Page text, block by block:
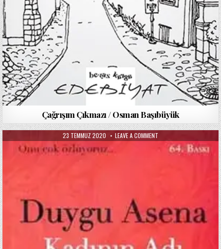
Çağrışım Çıkmazı / Osman Başıbüyük
PUBLISHED
DATE:
23 TEMMUZ 2020 LEAVE A COMMENT
KADININ